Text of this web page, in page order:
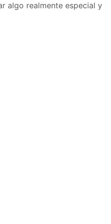
algo realmente especial y